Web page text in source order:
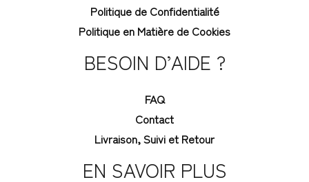
Politique de Confidentialité
Politique en Matière de Cookies
BESOIN D’AIDE ?
FAQ
Contact
Livraison, Suivi et Retour
EN SAVOIR PLUS